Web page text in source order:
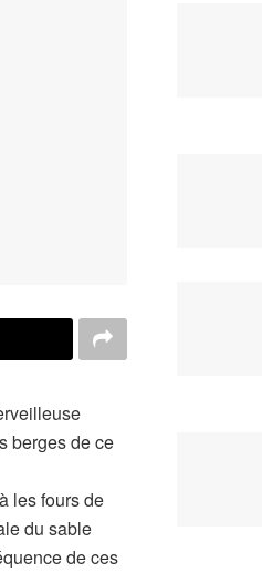
berges de ce
les fours de
du sable
de ces